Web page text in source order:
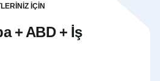
İÇIN
+ ABD + İş